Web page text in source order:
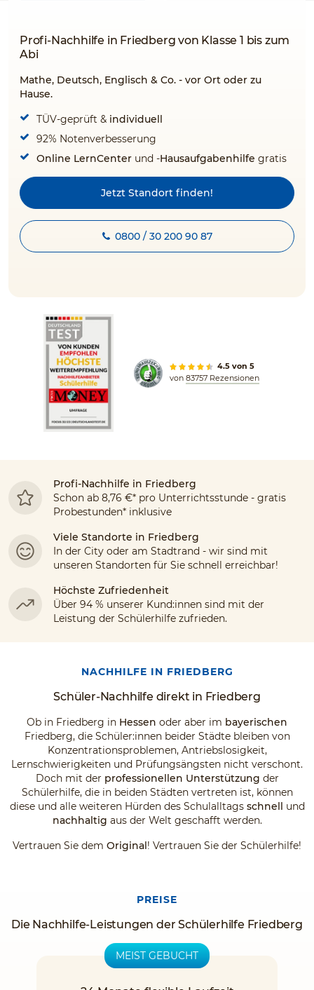
Profi-Nachhilfe in Friedberg von Klasse 1 bis zum
Abi
Mathe, Deutsch, Englisch & Co. - vor Ort oder zu
Hause.
TÜV-geprüft & individuell
92% Notenverbesserung
Online LernCenter und -Hausaufgabenhilfe gratis
Jetzt Standort finden!
0800 / 30 200 90 87
4.5 von 5
von 83757 Rezensionen
Profi-Nachhilfe in Friedberg
Schon ab 8,76 €* pro Unterrichtsstunde - gratis
Probestunden* inklusive
Viele Standorte in Friedberg
In der City oder am Stadtrand - wir sind mit
unseren Standorten für Sie schnell erreichbar!
Höchste Zufriedenheit
Über 94 % unserer Kund:innen sind mit der
Leistung der Schülerhilfe zufrieden.
NACHHILFE IN FRIEDBERG
Schüler-Nachhilfe direkt in Friedberg
Ob in Friedberg in Hessen oder aber im bayerischen
Friedberg, die Schüler:innen beider Städte bleiben von
Konzentrationsproblemen, Antriebslosigkeit,
Lernschwierigkeiten und Prüfungsängsten nicht verschont.
Doch mit der professionellen Unterstützung der
Schülerhilfe, die in beiden Städten vertreten ist, können
diese und alle weiteren Hürden des Schulalltags schnell und
nachhaltig aus der Welt geschafft werden.
Vertrauen Sie dem Original ! Vertrauen Sie der Schülerhilfe!
PREISE
Die Nachhilfe-Leistungen der Schülerhilfe Friedberg
MEIST GEBUCHT